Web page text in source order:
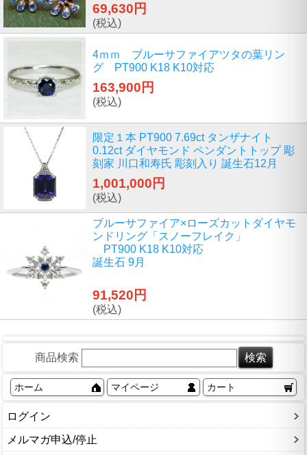
69,630円
(税込)
4ｍｍ ブルーサファイアツタの葉リン
グ PT900 K18 K10対応
163,900円
(税込)
限定１本 PT900 7.69ct タンザナイト
0.12ct ダイヤモンド ペンダントトップ 彫
刻家 川口和寿氏 彫刻入り 誕生石12月
1,001,000円
(税込)
ブルーサファイア×ローズカットダイヤモ
ンドリング「スノーフレイク」
PT900 K18 K10対応
誕生石 9月
91,520円
(税込)
商品検索
ホーム マイページ カート
ログイン
メルマガ申込/停止